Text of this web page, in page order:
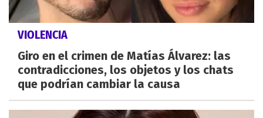
VIOLENCIA
Giro en el crimen de Matías Álvarez: las
contradicciones, los objetos y los chats
que podrían cambiar la causa